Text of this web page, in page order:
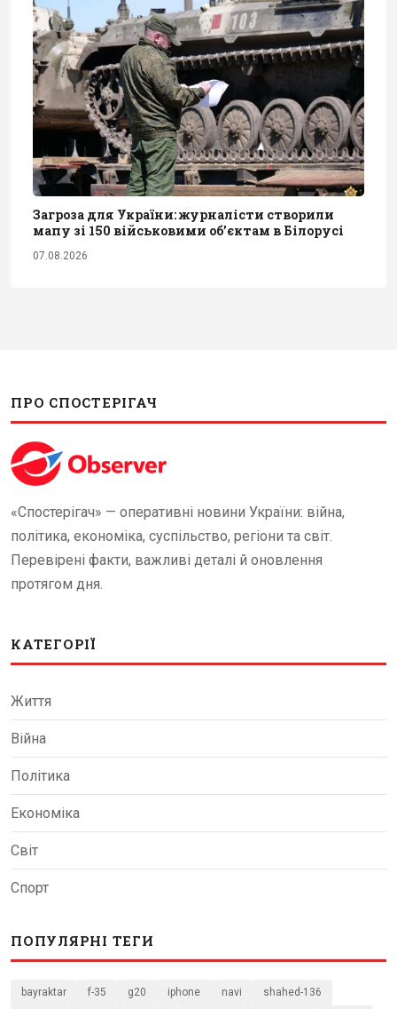
Загроза для України: журналісти створили
мапу зі 150 військовими обʼєктам в Білорусі
07.08.2026
ПРО СПОСТЕРІГАЧ
«Спостерігач» — оперативні новини України: війна,
політика, економіка, суспільство, регіони та світ.
Перевірені факти, важливі деталі й оновлення
протягом дня.
КАТЕГОРІЇ
Життя
Війна
Політика
Економіка
Світ
Спорт
ПОПУЛЯРНІ ТЕГИ
bayraktar f-35 g20 iphone navi shahed-136